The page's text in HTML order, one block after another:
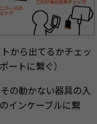
から出てるかチェッ
ートに繋ぐ）
の動かない器具の入
インケーブルに繋